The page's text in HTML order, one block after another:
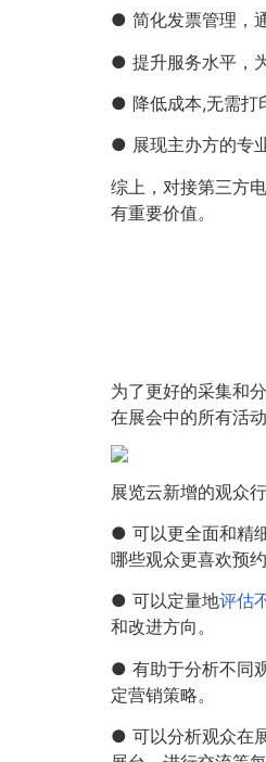
● 简化发票管理，
● 提升服务水平，
● 降低成本,无需打
● 展现主办方的专
综上，对接第三方
有重要价值。
为了更好的采集和
在展会中的所有活
展览云新增的观众
● 可以更全面和精
哪些观众更喜欢预
● 可以定量地评估
和改进方向。
● 有助于分析不同
定营销策略。
● 可以分析观众在